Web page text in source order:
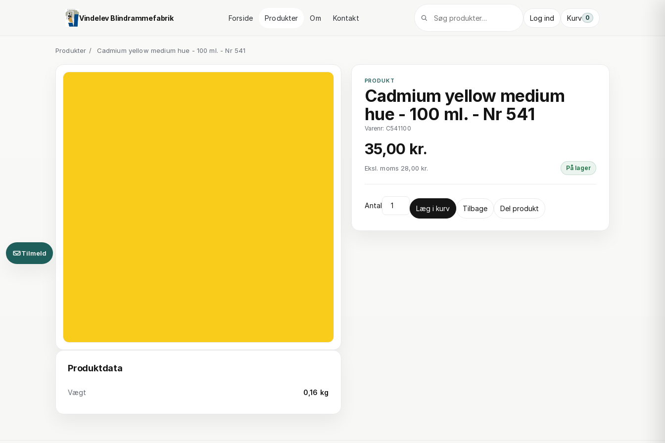
Vindelev Blindrammefabrik Forside Produkter Om Kontakt Log ind Kurv 0
Produkter / Cadmium yellow medium hue - 100 ml. - Nr 541
Produktdata
Vægt 0,16 kg
PRODUKT
Cadmium yellow medium
hue - 100 ml. - Nr 541
Varenr: C541100
35,00 kr.
Eksl. moms 28,00 kr. På lager
Antal Læg i kurv Tilbage Del produkt
Tilmeld